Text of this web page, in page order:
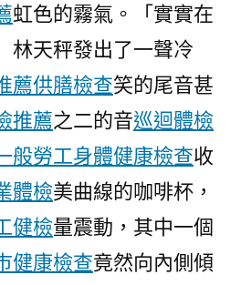
虹色的霧氣。「實實在
林天秤發出了一聲冷
薦供膳檢查笑的尾音甚
推薦之二的音巡迴體檢
般勞工身體健康檢查收
體檢美曲線的咖啡杯，
健檢量震動，其中一個
健康檢查竟然向內側傾